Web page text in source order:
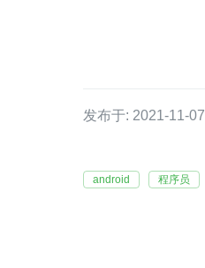
发布于: 2021-11-07
android 程序员